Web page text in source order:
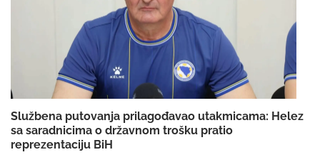
Službena putovanja prilagođavao utakmicama: Helez
sa saradnicima o državnom trošku pratio
reprezentaciju BiH